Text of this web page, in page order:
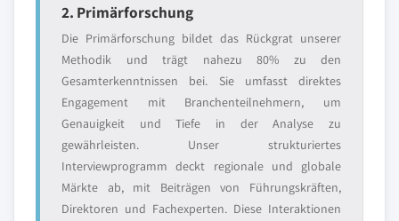
2. Primärforschung
Die Primärforschung bildet das Rückgrat unserer
Methodik und trägt nahezu 80% zu den
Gesamterkenntnissen bei. Sie umfasst direktes
Engagement mit Branchenteilnehmern, um
Genauigkeit und Tiefe in der Analyse zu
gewährleisten. Unser strukturiertes
Interviewprogramm deckt regionale und globale
Märkte ab, mit Beiträgen von Führungskräften,
Direktoren und Fachexperten. Diese Interaktionen